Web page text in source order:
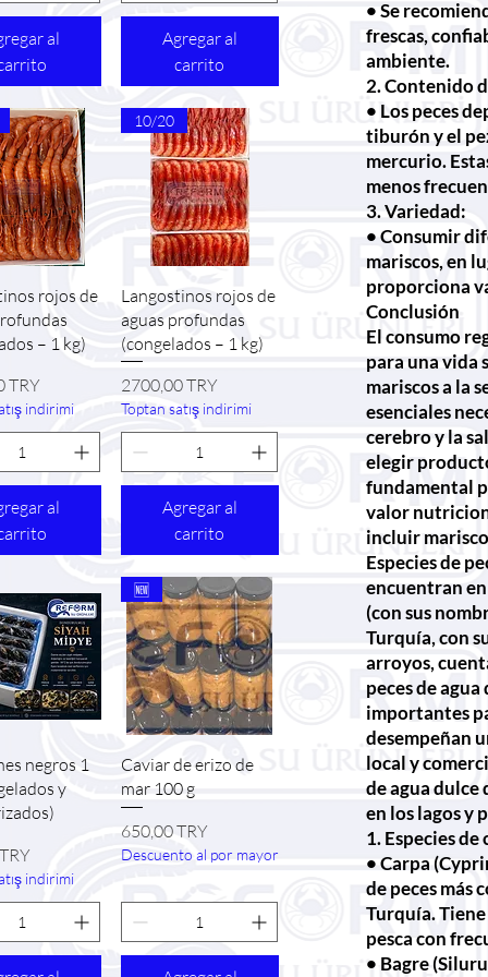
al
Agregar al
carrito
rápidarojos de
– 1 kg)
TRY
indirimi
al
Vista rápida
10/20
Langostinos rojos de
aguas profundas
(congelados – 1 kg)
Precio
2700,00 TRY
Toptan satış indirimi
Agregar al
carrito
rápida
negros 1
y
indirimi
Vista rápida
🆕
Caviar de erizo de
mar 100 g
Precio
650,00 TRY
Descuento al por mayor
• Se
frescas,
ambiente.
2. Contenido
• Los peces
tiburón y el
mercurio.
menos
3. Variedad:
• Consumir
mariscos, en
proporciona
Conclusión
El consumo
para una vida
mariscos a la
esenciales
cerebro y la
elegir
fundamental
valor
incluir
Especies de
encuentran
(con sus
Turquía, con
arroyos,
peces de agua
importantes
desempeñan
local y
de agua dulce
en los lagos y
1. Especies
• Carpa
de peces más
Turquía.
pesca con
• Bagre